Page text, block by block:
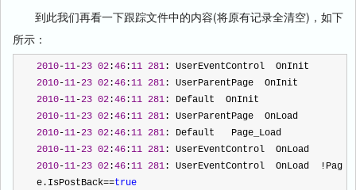
到此我们再看一下跟踪文件中的内容(将原有记录全清空)，如下
所示：
2010-11-23 02:46:11 281: UserEventControl  OnInit
2010-11-23 02:46:11 281: UserParentPage  OnInit
2010-11-23 02:46:11 281: Default  OnInit
2010-11-23 02:46:11 281: UserParentPage  OnLoad
2010-11-23 02:46:11 281: Default   Page_Load
2010-11-23 02:46:11 281: UserEventControl  OnLoad
2010-11-23 02:46:11 281: UserEventControl  OnLoad ! Pag
e.IsPostBack==true